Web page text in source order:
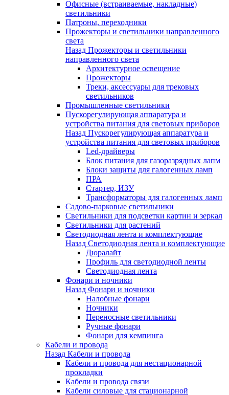
Офисные (встраиваемые, накладные)
светильники
Патроны, переходники
Прожекторы и светильники направленного
света
Назад Прожекторы и светильники
направленного света
Архитектурное освещение
Прожекторы
Треки, аксессуары для трековых
светильников
Промышленные светильники
Пускорегулирующая аппаратура и
устройства питания для световых приборов
Назад Пускорегулирующая аппаратура и
устройства питания для световых приборов
Led-драйверы
Блок питания для газоразрядных лапм
Блоки защиты для галогенных ламп
ПРА
Стартер, ИЗУ
Трансформаторы для галогенных ламп
Садово-парковые светильники
Светильники для подсветки картин и зеркал
Светильники для растений
Светодиодная лента и комплектующие
Назад Светодиодная лента и комплектующие
Дюралайт
Профиль для светодиодной ленты
Светодиодная лента
Фонари и ночники
Назад Фонари и ночники
Налобные фонари
Ночники
Переносные светильники
Ручные фонари
Фонари для кемпинга
Кабели и провода
Назад Кабели и провода
Кабели и провода для нестационарной
прокладки
Кабели и провода связи
Кабели силовые для стационарной